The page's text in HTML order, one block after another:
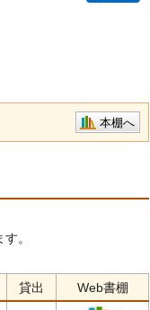
本棚へ
。
貸出 Web書棚